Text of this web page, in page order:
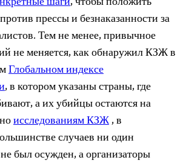
прессы и безнаказанности за
Тем не менее, привычное
не меняется, как обнаружил КЗЖ в
Глобальном индексе
, в котором указаны страны, где
а их убийцы остаются на
исследованиям КЗЖ, в
случаев ни один
был осужден, а организаторы